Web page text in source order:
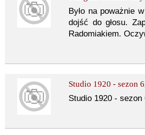
Było na poważnie
dojść do głosu.
Radomiakiem.
Studio 1920 - sezon
Studio 1920 -